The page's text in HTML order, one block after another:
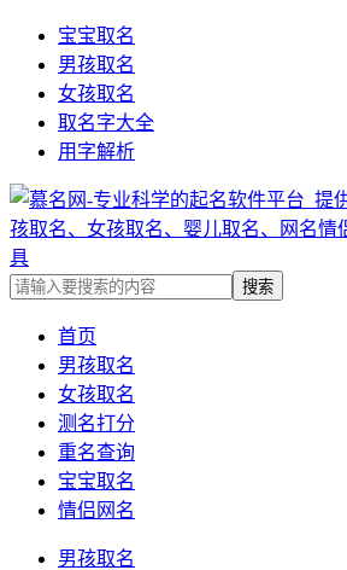
宝宝取名
男孩取名
女孩取名
取名字大全
用字解析
首页
男孩取名
女孩取名
测名打分
重名查询
宝宝取名
情侣网名
男孩取名